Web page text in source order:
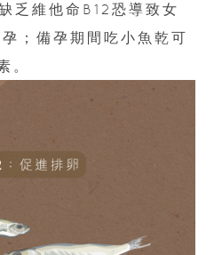
乏維他命B12恐導致女
；備孕期間吃小魚乾可
。